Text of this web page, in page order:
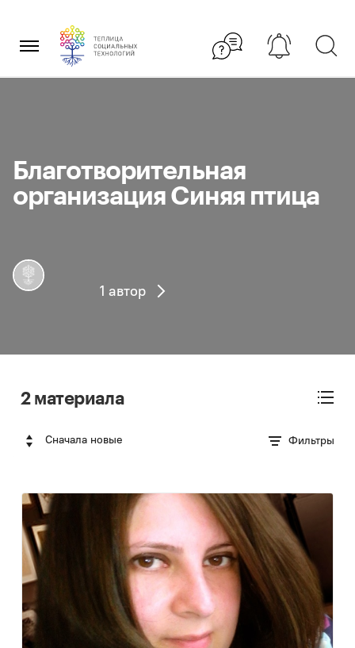
Благотворительная
организация Синяя птица
1 автор
2 материала
Сначала новые Фильтры